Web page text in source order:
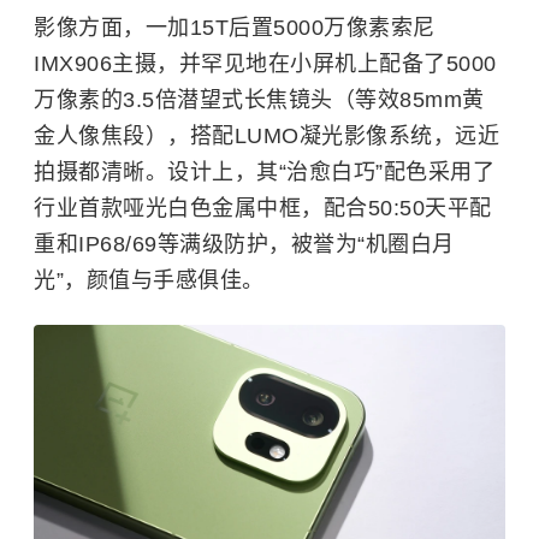
影像方面，一加15T后置5000万像素索尼
IMX906主摄，并罕见地在小屏机上配备了5000
万像素的3.5倍潜望式长焦镜头（等效85mm黄
金人像焦段），搭配LUMO凝光影像系统，远近
拍摄都清晰。设计上，其“治愈白巧”配色采用了
行业首款哑光白色金属中框，配合50:50天平配
重和IP68/69等满级防护，被誉为“机圈白月
光”，颜值与手感俱佳。